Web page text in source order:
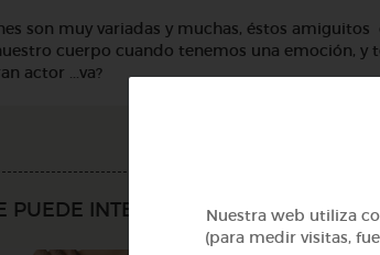
son muy variadas y muchas, éstos
cuerpo cuando tenemos una emoción,
actor ...va?
PUEDE INTERESAR
Nuestra web utiliza
(para medir visitas,